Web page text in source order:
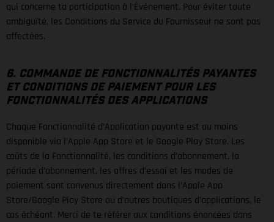
qui concerne ta participation à l’Événement. Pour éviter toute
ambiguïté, les Conditions du Service du Fournisseur ne sont pas
affectées.
6. COMMANDE DE FONCTIONNALITÉS PAYANTES
ET CONDITIONS DE PAIEMENT POUR LES
FONCTIONNALITÉS DES APPLICATIONS
Chaque Fonctionnalité d’Application payante est au moins
disponible via l’Apple App Store et le Google Play Store. Les
coûts de la Fonctionnalité, les conditions d’abonnement, la
période d’abonnement, les offres d’essai et les modes de
paiement sont convenus directement dans l’Apple App
Store/Google Play Store ou d’autres boutiques d’applications, le
cas échéant. Merci de te référer aux conditions énoncées dans